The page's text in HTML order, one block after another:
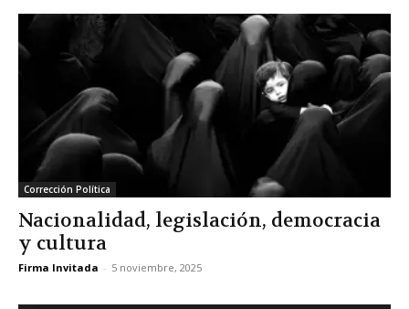
Corrección Política
Nacionalidad, legislación, democracia
y cultura
Firma Invitada - 5 noviembre, 2025